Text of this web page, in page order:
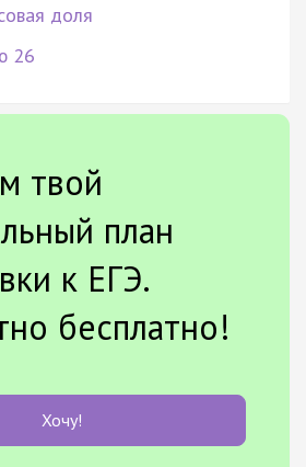
доля
26
твой
план
к ЕГЭ.
бесплатно!
Хочу!